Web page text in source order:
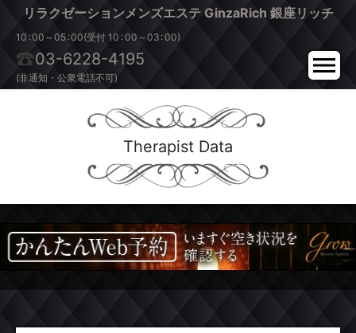
リラクゼーションメンズエステ GinzaRich 銀座リッチ
10 :00～05 :00(受付 10 :00～03 :00)
03-6228-4195
(非通知・公衆電話不可)
Therapist Data